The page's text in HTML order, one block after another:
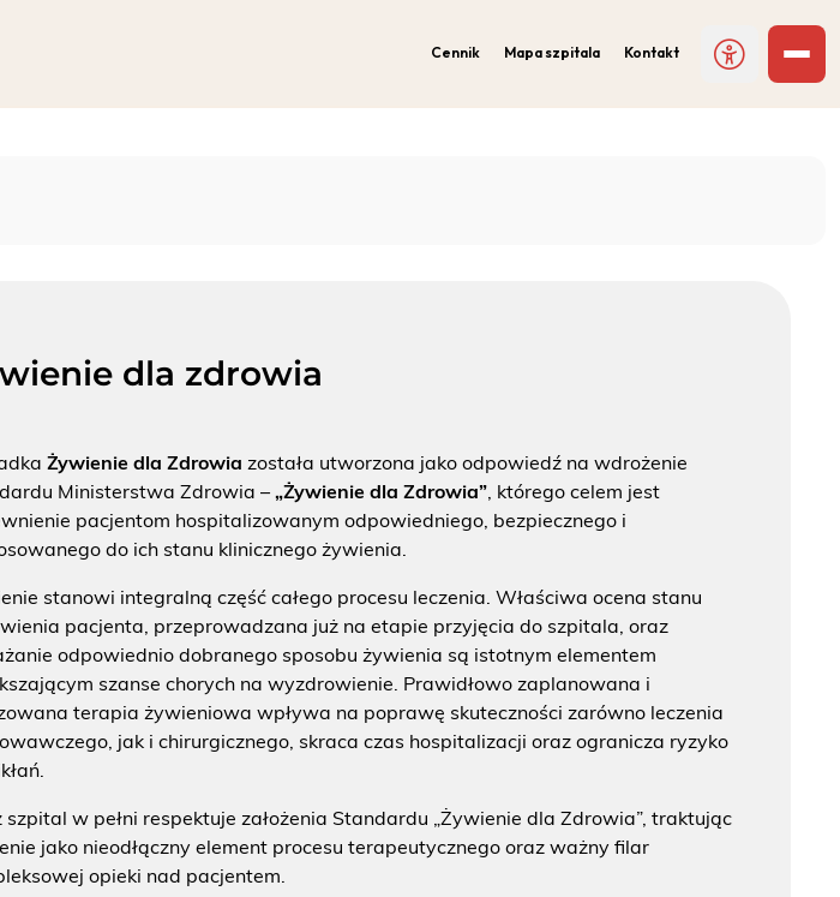
Cennik Mapa szpitala Kontakt
dla zdrowia
Żywienie dla Zdrowia została utworzona jako odpowiedź na wdrożenie
Ministerstwa Zdrowia –„Żywienie dla Zdrowia”, którego celem jest
pacjentom hospitalizowanym odpowiedniego, bezpiecznego i
do ich stanu klinicznego żywienia.
stanowi integralną część całego procesu leczenia. Właściwa ocena stanu
pacjenta, przeprowadzana już na etapie przyjęcia do szpitala, oraz
odpowiednio dobranego sposobu żywienia są istotnym elementem
szanse chorych na wyzdrowienie. Prawidłowo zaplanowana i
terapia żywieniowa wpływa na poprawę skuteczności zarówno leczenia
jak i chirurgicznego, skraca czas hospitalizacji oraz ogranicza ryzyko
szpital w pełni respektuje założenia Standardu „Żywienie dla Zdrowia”, traktując
jako nieodłączny element procesu terapeutycznego oraz ważny filar
opieki nad pacjentem.